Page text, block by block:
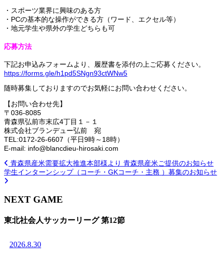
・スポーツ業界に興味のある方
・PCの基本的な操作ができる方（ワード、エクセル等）
・地元学生や県外の学生どちらも可
応募方法
下記お申込みフォームより、履歴書を添付の上ご応募ください。
https://forms.gle/h1pd5SNgn93ctWNw5
随時募集しておりますのでお気軽にお問い合わせください。
【お問い合わせ先】
〒036-8085
青森県弘前市末広4丁目１－１
株式会社ブランデュー弘前 宛
TEL:0172-26-6607（平日9時～18時）
E-mail: info@blancdieu-hirosaki.com
青森県産米需要拡大推進本部様より 青森県産米ご提供のお知らせ
学生インターンシップ（コーチ・GKコーチ・主務 ）募集のお知らせ
NEXT GAME
東北社会人サッカーリーグ 第12節
2026.8.30